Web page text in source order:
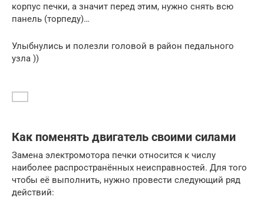
корпус печки, а значит перед этим, нужно снять всю
панель (торпеду)…
Улыбнулись и полезли головой в район педального
узла ))
Как поменять двигатель своими силами
Замена электромотора печки относится к числу
наиболее распространённых неисправностей. Для того
чтобы её выполнить, нужно провести следующий ряд
действий: